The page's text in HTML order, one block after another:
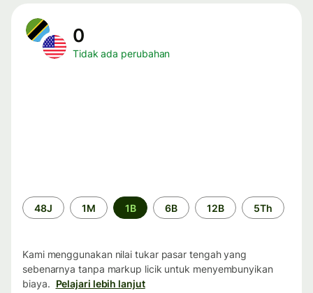
0
Tidak ada perubahan
Periode
waktu
48J 1M 1B 6B 12B 5Th
Kami menggunakan nilai tukar pasar tengah yang
sebenarnya tanpa markup licik untuk menyembunyikan
biaya. Pelajari lebih lanjut